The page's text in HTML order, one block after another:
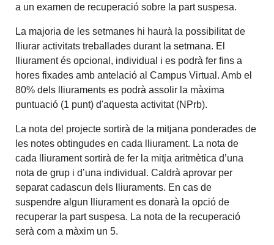
a un examen de recuperació sobre la part suspesa.
La majoria de les setmanes hi haurà la possibilitat de
lliurar activitats treballades durant la setmana. El
lliurament és opcional, individual i es podrà fer fins a
hores fixades amb antelació al Campus Virtual. Amb el
80% dels lliuraments es podrà assolir la màxima
puntuació (1 punt) d'aquesta activitat (NPrb).
La nota del projecte sortirà de la mitjana ponderades de
les notes obtingudes en cada lliurament. La nota de
cada lliurament sortirà de fer la mitja aritmètica d’una
nota de grup i d’una individual. Caldrà aprovar per
separat cadascun dels lliuraments. En cas de
suspendre algun lliurament es donarà la opció de
recuperar la part suspesa. La nota de la recuperació
serà com a màxim un 5.